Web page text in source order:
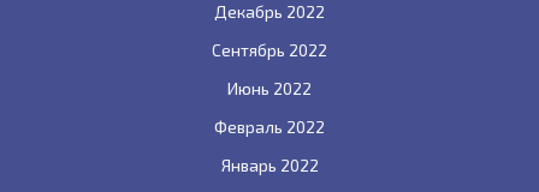
Декабрь 2022
Сентябрь 2022
Июнь 2022
Февраль 2022
Январь 2022